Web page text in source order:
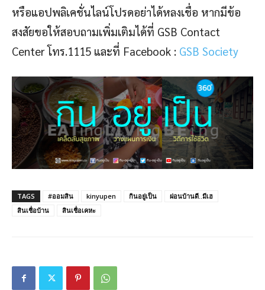
หรือแอปพลิเคชั่นไลน์โปรดอย่าได้หลงเชื่อ หากมีข้อ
สงสัยขอให้สอบถามเพิ่มเติมได้ที่ GSB Contact
Center โทร.1115 และที่ Facebook : GSB Society
TAGS #ออมสิน kinyupen กินอยู่เป็น
ผ่อนบ้านดี..มีเฮ
สินเชื่อบ้าน
สินเชื่อเคหะ